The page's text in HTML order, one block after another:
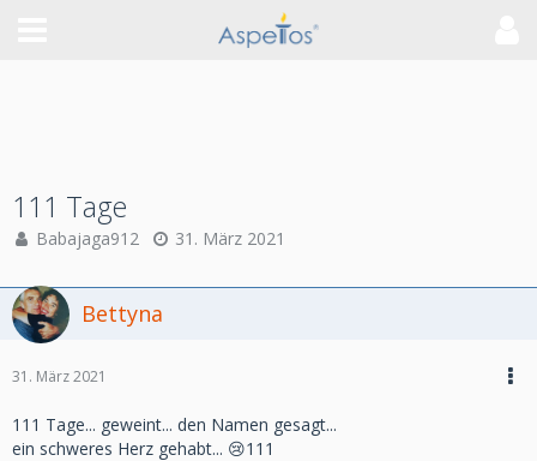
111 Tage
Babajaga912 31. März 2021
Bettyna
31. März 2021
111 Tage... geweint... den Namen gesagt...
ein schweres Herz gehabt... 😢111